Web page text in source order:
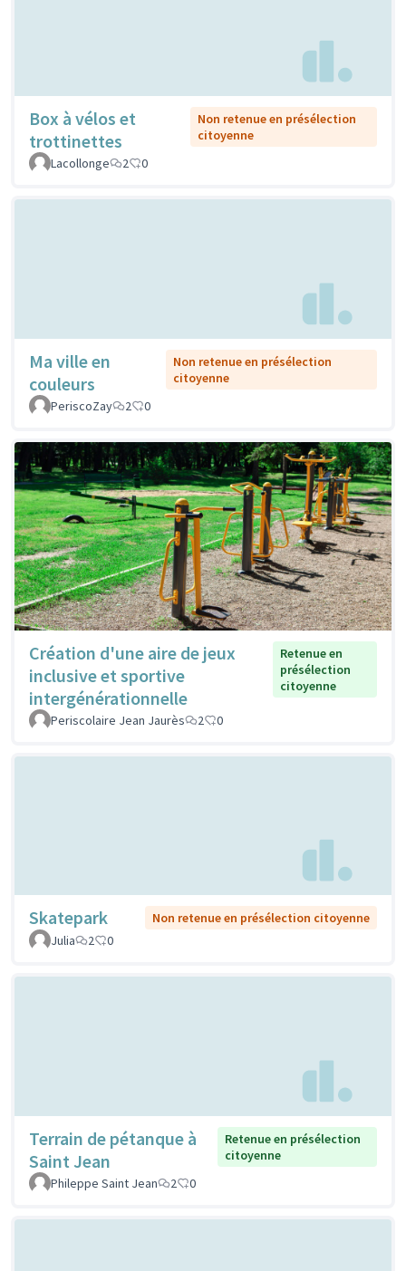
Box à vélos et
trottinettes
Non retenue en présélection
citoyenne
Lacollonge
2 0
Ma ville en
couleurs
Non retenue en présélection
citoyenne
PeriscoZay
2 0
Création d'une aire de jeux
inclusive et sportive
intergénérationnelle
Retenue en
présélection
citoyenne
Periscolaire Jean Jaurès 2 0
Skatepark
Non retenue en présélection citoyenne
Julia
2 0
Terrain de pétanque à
Saint Jean
Retenue en présélection
citoyenne
Phileppe Saint Jean
2 0